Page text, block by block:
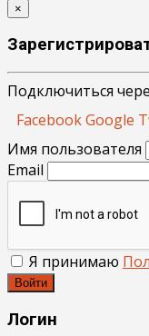
×
Подключиться
FacebookGoogle
Имя пользователя
Email
Я принимаю
Войти
Логин